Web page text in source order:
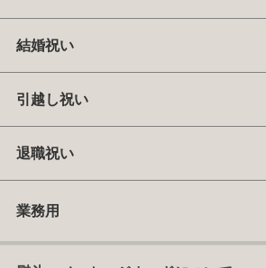
結婚祝い
引越し祝い
退職祝い
業務用